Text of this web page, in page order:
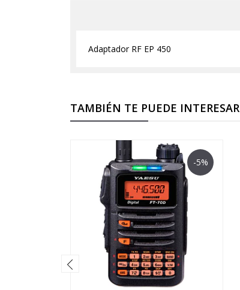
Adaptador RF EP 450
TAMBIÉN TE PUEDE INTERESAR
-5%